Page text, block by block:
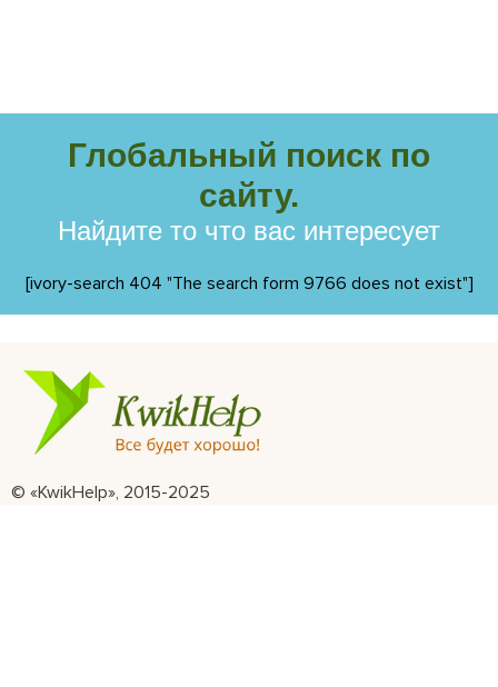
Глобальный поиск по
сайту.
Найдите то что вас интересует
[ivory-search 404 "The search form 9766 does not exist"]
© «KwikHelp», 2015-2025